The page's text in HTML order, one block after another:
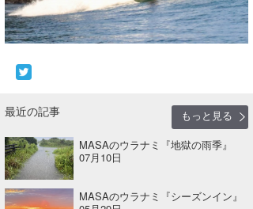
最近の記事
もっと見る
MASAのウラナミ『地獄の雨季』
07月10日
MASAのウラナミ『シーズンイン』
chappy
Romisea